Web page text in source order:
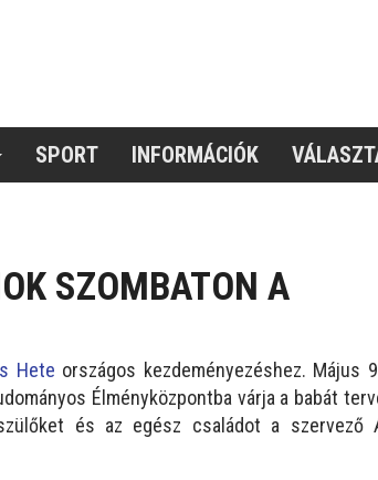
SPORT INFORMÁCIÓK
SZOMBATON A
Hete országos kezdeményezéshez. Május
Élményközpontba várja a babát
és az egész családot a szervező